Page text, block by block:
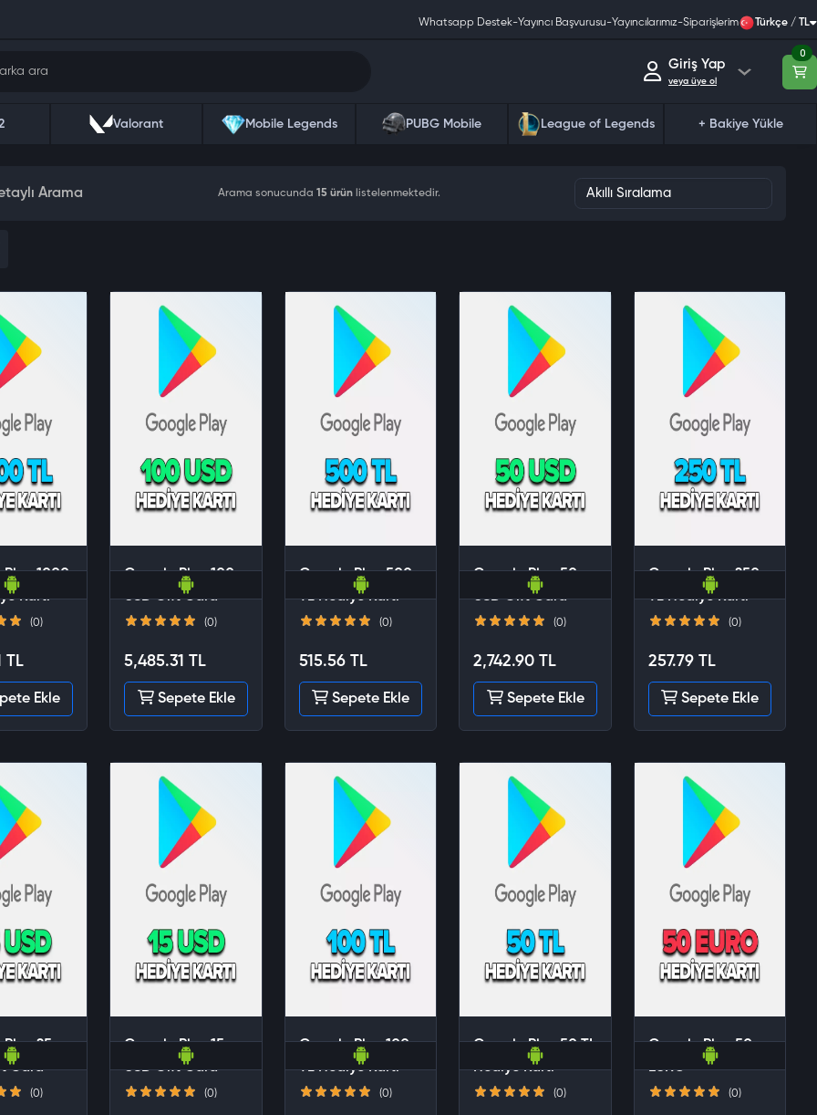
Whatsapp Destek-Yayıncı Başvurusu-Yayıncılarımız-Siparişlerim Türkçe / TL
Giriş Yap
veya üye ol
0
Valorant Mobile Legends PUBG Mobile League of Legends + Bakiye Yükle
Arama Arama sonucunda 15 ürünlistelenmektedir.
1000
Kartı
(0)
TL
Ekle
Google Play 100
USD Gift Card
(0)
5,485.31 TL
Sepete Ekle
Google Play 500
TL Hediye Kartı
(0)
515.56 TL
Sepete Ekle
Google Play 50
USD Gift Card
(0)
2,742.90 TL
Sepete Ekle
Google Play 250
TL Hediye Kartı
(0)
257.79 TL
Sepete Ekle
25
Card
(0)
Google Play 15
USD Gift Card
(0)
Google Play 100
TL Hediye Kartı
(0)
Google Play 50 TL
Hediye Kartı
(0)
Google Play 50
EURO
(0)